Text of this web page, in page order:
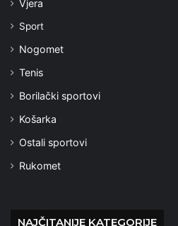
Vjera
Sport
Nogomet
Tenis
Borilački sportovi
Košarka
Ostali sportovi
Rukomet
NAJČITANIJE KATEGORIJE